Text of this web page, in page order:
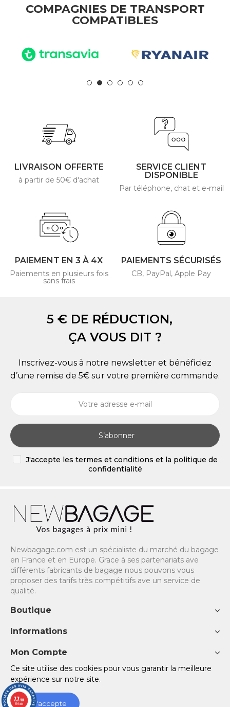
COMPAGNIES DE TRANSPORT
COMPATIBLES
LIVRAISON OFFERTE
à partir de 50€ d'achat
SERVICE CLIENT
DISPONIBLE
Par téléphone, chat et e-mail
PAIEMENT EN 3 À 4X
Paiements en plusieurs fois
sans frais
PAIEMENTS SÉCURISÉS
CB, PayPal, Apple Pay
5 € DE RÉDUCTION,
ÇA VOUS DIT ?
Inscrivez-vous à notre newsletter et bénéficiez
d’une remise de 5€ sur votre première commande.
S’abonner
J'accepte les termes et conditions et la politique de
confidentialité
Newbagage.com est un spécialiste du marché du bagage
en France et en Europe. Grace à ses partenariats ave
différents fabricants de bagage nous pouvons vous
proposer des tarifs très compétitifs ave un service de
qualité.
Boutique
Informations
Mon Compte
Copyright © 2023 NewBagage - Site réalisé avec ♡ par TOV
Ce site utilise des cookies pour vous garantir la meilleure
expérience sur notre site.
J'accepte
7.7/10
464 avis